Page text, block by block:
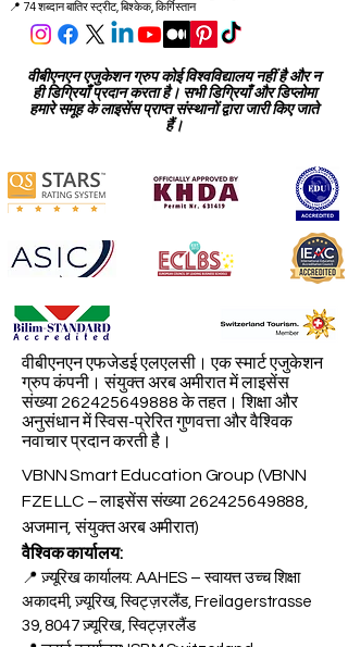
अन्य कार्यालय:
सीईओ बिल्डिंग, दुबई इन्वेस्टमेंट पार्क (डीआईपी), दुबई, यूएई
📍 74 शब्दान बातिर स्ट्रीट, बिश्केक, किर्गिस्तान
वीबीएनएन एजुकेशन ग्रुप कोई विश्वविद्यालय नहीं है और न
ही डिग्रियाँ प्रदान करता है। सभी डिग्रियाँ और डिप्लोमा
वीबीएनएन एफजेडई एलएलसी। एक स्मार्ट एजुकेशन
ग्रुप कंपनी। संयुक्त अरब अमीरात में लाइसेंस
संख्या262425649888
के तहत। शिक्षा और
नवाचार प्रदान करती है।
VBNN Smart Education Group (VBNN
FZE LLC – लाइसेंस संख्या262425649888
अजमान, संयुक्त अरब अमीरात)
वैश्विक कार्यालय:
📍 ज़्यूरिख कार्यालय: AAHES – स्वायत्त उच्च शिक्षा
अकादमी, ज़्यूरिख, स्विट्ज़रलैंड, Freilagerstrasse